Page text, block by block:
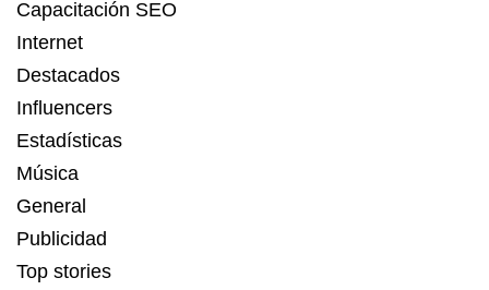
Capacitación SEO
Internet
Destacados
Influencers
Estadísticas
Música
General
Publicidad
Top stories